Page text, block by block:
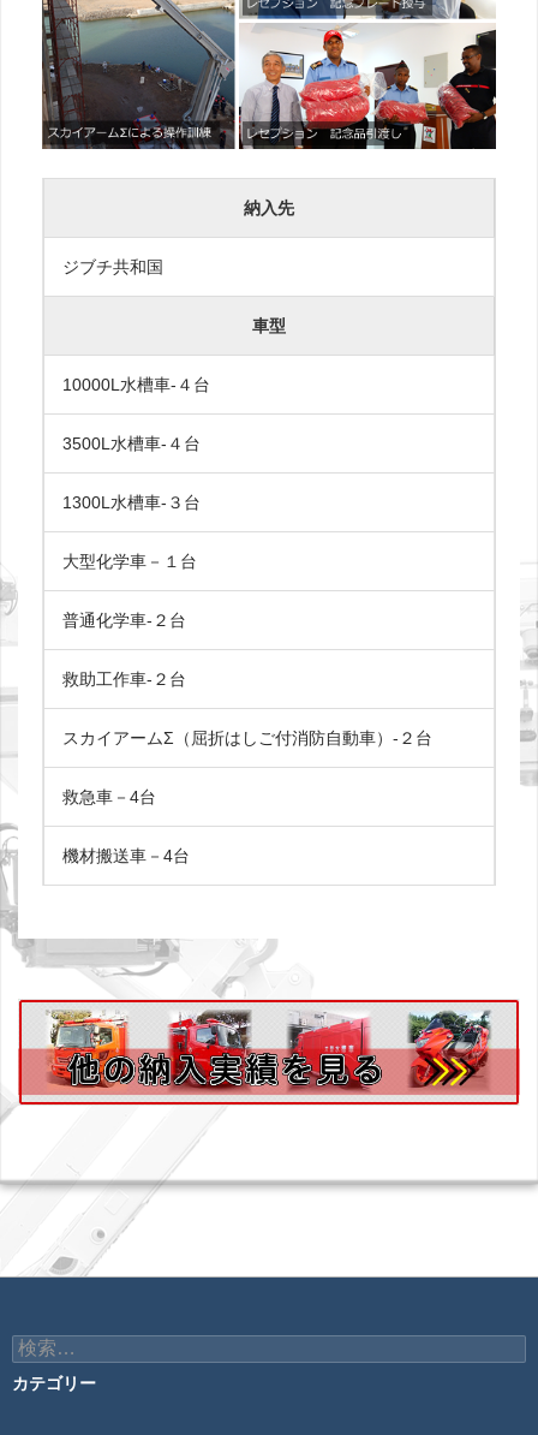
納入先
ジブチ共和国
車型
10000L水槽車-４台
3500L水槽車-４台
1300L水槽車-３台
大型化学車－１台
普通化学車-２台
救助工作車-２台
スカイアームΣ（屈折はしご付消防自動車）-２台
救急車－4台
機材搬送車－4台
検
索:
カテゴリー